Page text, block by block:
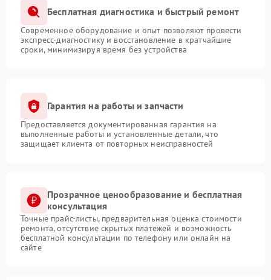
Бесплатная диагностика и быстрый ремонт
Современное оборудование и опыт позволяют провести
экспресс-диагностику и восстановление в кратчайшие
сроки, минимизируя время без устройства
Гарантия на работы и запчасти
Предоставляется документированная гарантия на
выполненные работы и установленные детали, что
защищает клиента от повторных неисправностей
Прозрачное ценообразование и бесплатная
консультация
Точные прайс-листы, предварительная оценка стоимости
ремонта, отсутствие скрытых платежей и возможность
бесплатной консультации по телефону или онлайн на
сайте